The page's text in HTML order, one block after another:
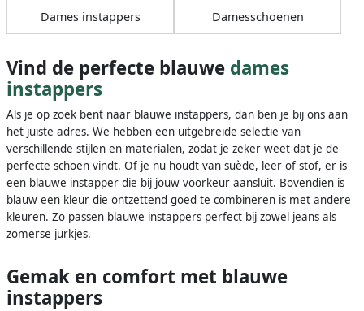
Dames instappers Damesschoenen
Vind de perfecte blauwe dames
instappers
Als je op zoek bent naar blauwe instappers, dan ben je bij ons aan
het juiste adres. We hebben een uitgebreide selectie van
verschillende stijlen en materialen, zodat je zeker weet dat je de
perfecte schoen vindt. Of je nu houdt van suède, leer of stof, er is
een blauwe instapper die bij jouw voorkeur aansluit. Bovendien is
blauw een kleur die ontzettend goed te combineren is met andere
kleuren. Zo passen blauwe instappers perfect bij zowel jeans als
zomerse jurkjes.
Gemak en comfort met blauwe
instappers